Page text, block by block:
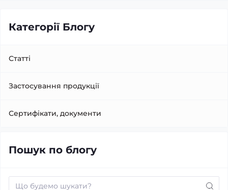
Категорії Блогу
Статті
Застосування продукції
Сертифікати, документи
Пошук по блогу